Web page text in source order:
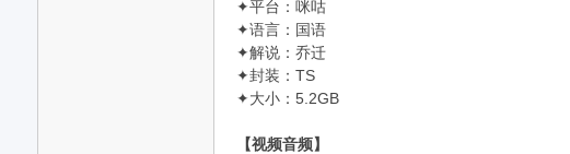
✦平台：咪咕
✦语言：国语
✦解说：乔迁
✦封装：TS
✦大小：5.2GB
【视频音频】